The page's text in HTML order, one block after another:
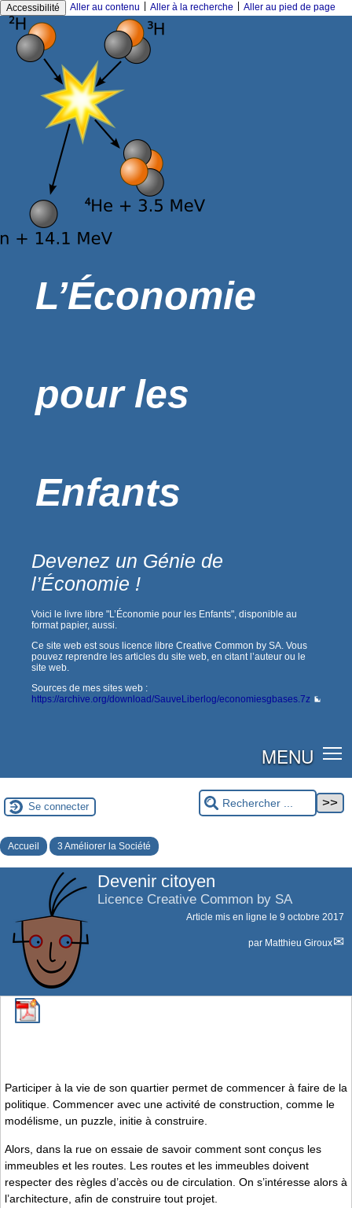
Accessibilité Aller au contenu Aller à la recherche Aller au pied de page
L’Économie
pour les
Enfants
Devenez un Génie de
l’Économie !
Voici le livre libre "L’Économie pour les Enfants", disponible au
format papier, aussi.
Ce site web est sous licence libre Creative Common by SA. Vous
pouvez reprendre les articles du site web, en citant l’auteur ou le
site web.
Sources de mes sites web :
https://archive.org/download/SauveLiberlog/economiesgbases.7z
MENU
Se connecter
Accueil 3 Améliorer la Société
Devenir citoyen
Licence Creative Common by SA
Article mis en ligne le 9 octobre 2017
par Matthieu Giroux
Participer à la vie de son quartier permet de commencer à faire de la
politique. Commencer avec une activité de construction, comme le
modélisme, un puzzle, initie à construire.
Alors, dans la rue on essaie de savoir comment sont conçus les
immeubles et les routes. Les routes et les immeubles doivent
respecter des règles d’accès ou de circulation. On s’intéresse alors à
l’architecture, afin de construire tout projet.